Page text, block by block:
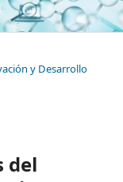
y Desarrollo
del